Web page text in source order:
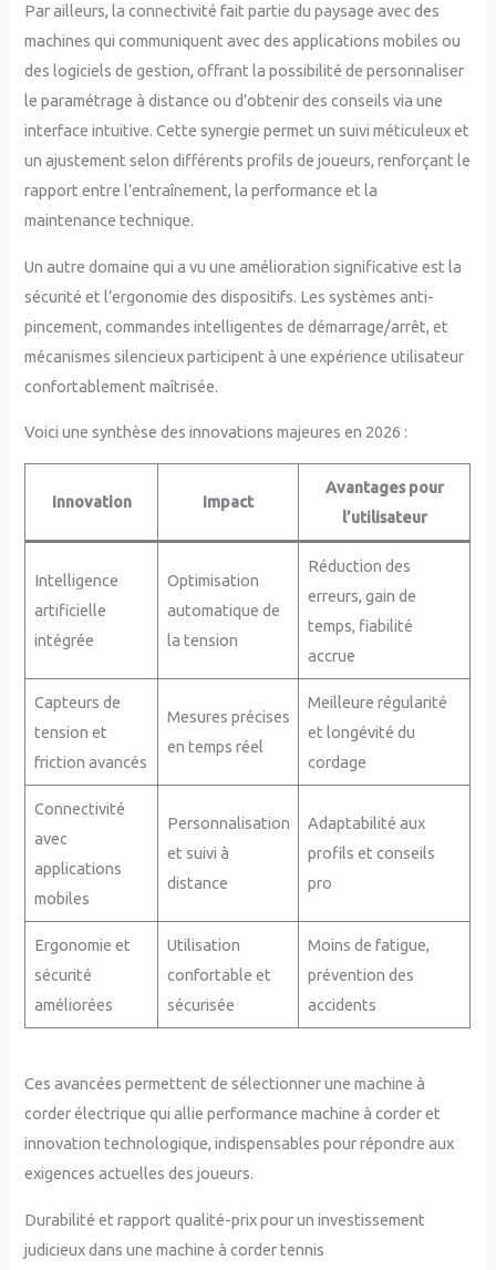
Par ailleurs, la connectivité fait partie du paysage avec des
machines qui communiquent avec des applications mobiles ou
des logiciels de gestion, offrant la possibilité de personnaliser
le paramétrage à distance ou d’obtenir des conseils via une
interface intuitive. Cette synergie permet un suivi méticuleux et
un ajustement selon différents profils de joueurs, renforçant le
rapport entre l’entraînement, la performance et la
maintenance technique.
Un autre domaine qui a vu une amélioration significative est la
sécurité et l’ergonomie des dispositifs. Les systèmes anti-
pincement, commandes intelligentes de démarrage/arrêt, et
mécanismes silencieux participent à une expérience utilisateur
confortablement maîtrisée.
Voici une synthèse des innovations majeures en 2026 :
Innovation Impact
Avantages pour
l’utilisateur
Intelligence
artificielle
intégrée
Optimisation
automatique de
la tension
Réduction des
erreurs, gain de
temps, fiabilité
accrue
Capteurs de
tension et
friction avancés
Mesures précises
en temps réel
Meilleure régularité
et longévité du
cordage
Connectivité
avec
applications
mobiles
Personnalisation
et suivi à
distance
Adaptabilité aux
profils et conseils
pro
Ergonomie et
sécurité
améliorées
Utilisation
confortable et
sécurisée
Moins de fatigue,
prévention des
accidents
Ces avancées permettent de sélectionner une machine à
corder électrique qui allie performance machine à corder et
innovation technologique, indispensables pour répondre aux
exigences actuelles des joueurs.
Durabilité et rapport qualité-prix pour un investissement
judicieux dans une machine à corder tennis